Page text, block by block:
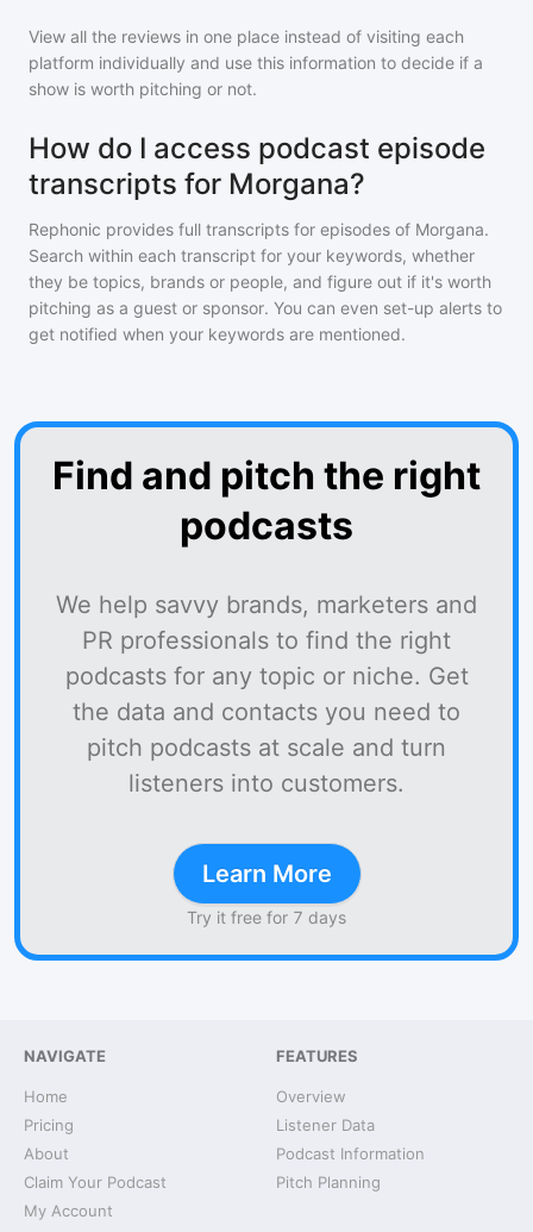
View all the reviews in one place instead of visiting each
platform individually and use this information to decide if a
show is worth pitching or not.
How do I access podcast episode
transcripts for Morgana?
Rephonic provides full transcripts for episodes of Morgana.
Search within each transcript for your keywords, whether
they be topics, brands or people, and figure out if it's worth
pitching as a guest or sponsor. You can even set-up alerts to
get notified when your keywords are mentioned.
Find and pitch the right
podcasts
We help savvy brands, marketers and
PR professionals to find the right
podcasts for any topic or niche. Get
the data and contacts you need to
pitch podcasts at scale and turn
listeners into customers.
Learn More
Try it free for 7 days
NAVIGATE
Home
Pricing
About
Claim Your Podcast
My Account
FEATURES
Overview
Listener Data
Podcast Information
Pitch Planning